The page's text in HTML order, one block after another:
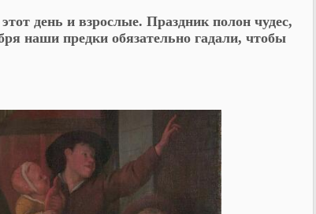
день и взрослые. Праздник полон чудес,
наши предки обязательно гадали, чтобы